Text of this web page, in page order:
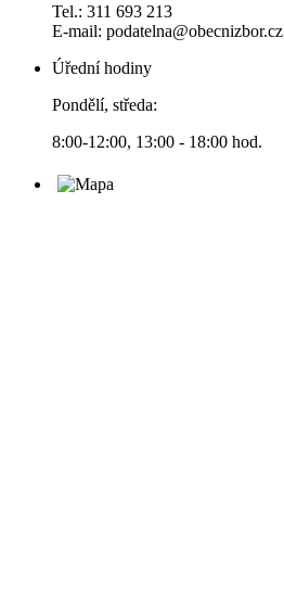
Tel.: 311 693 213
E-mail: podatelna@obecnizbor.cz
Úřední hodiny
Pondělí, středa:
8:00-12:00, 13:00 - 18:00 hod.